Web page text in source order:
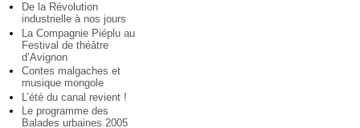
De la Révolution
industrielle à nos jours
La Compagnie Piéplu au
Festival de théâtre
d’Avignon
Contes malgaches et
musique mongole
L’été du canal revient !
Le programme des
Balades urbaines 2005